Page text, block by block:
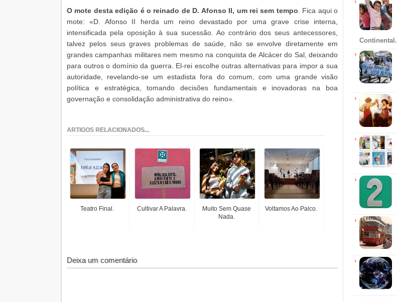
O mote desta edição é o reinado de D. Afonso II, um rei sem tempo . Fica aqui o
mote: «D. Afonso II herda um reino devastado por uma grave crise interna,
intensificada pela oposição à sua sucessão. Ao contrário dos seus antecessores,
talvez pelos seus graves problemas de saúde, não se envolve diretamente em
grandes campanhas militares nem mesmo na conquista de Alcácer do Sal, deixando
para outros o domínio da guerra. El-rei escolhe outras alternativas para impor a sua
autoridade, revelando-se um estadista fora do comum, com uma grande visão
política e estratégica, tomando decisões fundamentais e inovadoras na boa
governação e consolidação administrativa do reino».
ARTIGOS RELACIONADOS...
Teatro Final. Cultivar A Palavra.
Muito Sem Quase
Nada.
Voltamos Ao Palco.
Deixa um comentário
Continental.